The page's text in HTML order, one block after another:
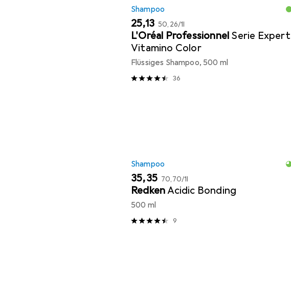
Shampoo
EUR
25,13 EUR
50,26/1l
L'Oréal Professionnel Serie Expert
Vitamino Color
Flüssiges Shampoo, 500 ml
36
Shampoo
EUR
35,35 EUR
70,70/1l
RedkenAcidic Bonding
500 ml
9